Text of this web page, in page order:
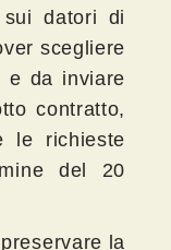
sui datori di
scegliere
e da inviare
contratto,
le richieste
del 20
la